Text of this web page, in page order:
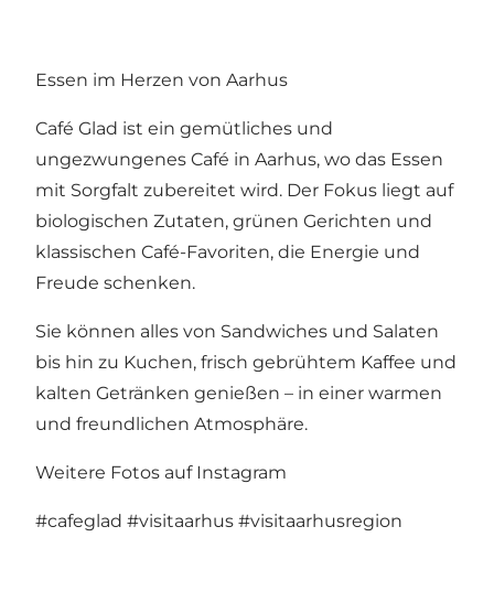
Essen im Herzen von Aarhus
Café Glad ist ein gemütliches und
ungezwungenes Café in Aarhus, wo das Essen
mit Sorgfalt zubereitet wird. Der Fokus liegt auf
biologischen Zutaten, grünen Gerichten und
klassischen Café-Favoriten, die Energie und
Freude schenken.
Sie können alles von Sandwiches und Salaten
bis hin zu Kuchen, frisch gebrühtem Kaffee und
kalten Getränken genießen – in einer warmen
und freundlichen Atmosphäre.
Weitere Fotos auf Instagram
#cafeglad #visitaarhus #visitaarhusregion